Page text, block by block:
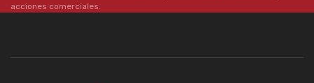
acciones comerciales.